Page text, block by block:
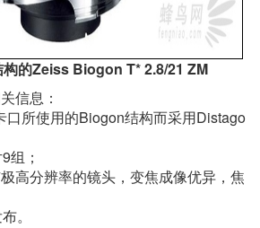
的Zeiss Biogon T* 2.8/21 ZM
信息：
所使用的Biogon结构而采用Distago
组；
高分辨率的镜头，变焦成像优异，焦
。